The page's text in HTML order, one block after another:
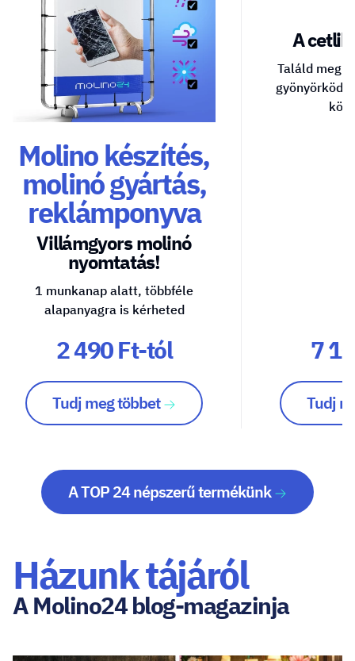
Molino készítés,
molinó gyártás,
reklámponyva
Villámgyors molinó
nyomtatás!
1 munkanap alatt, többféle
alapanyagra is kérheted
2 490 Ft-tól
Tudj meg többet
A
Találd meg
7
Tudj
A TOP 24 népszerű termékünk
Házunk tájáról
A Molino24 blog-magazinja